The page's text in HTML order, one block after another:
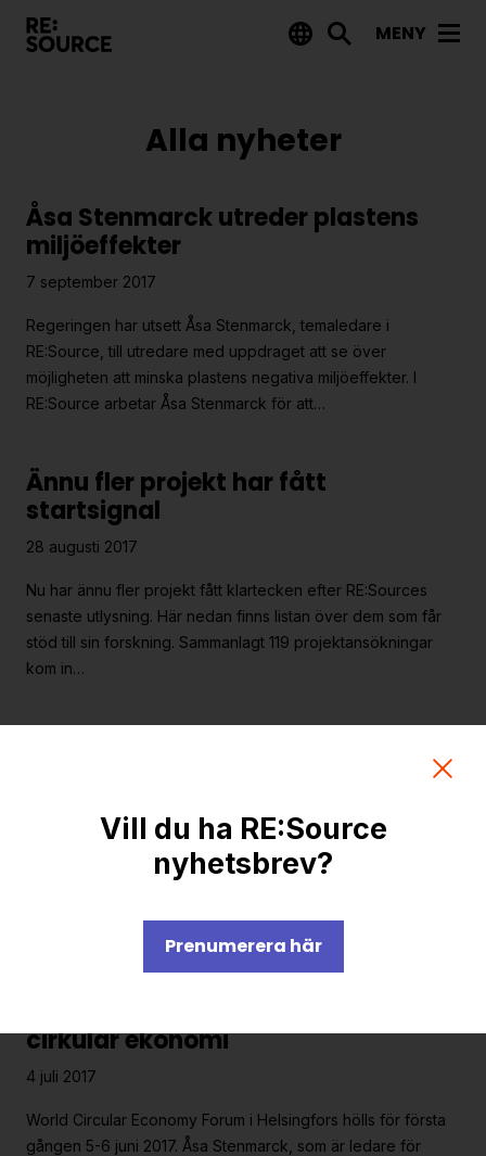
MENY
Tips på utlysningar
Projektdatabas
Rapporter från RE:Source
Om RE:Source
Programorganisation
Medlemskap
Grafisk profil och mallar
Alla nyheter
Åsa Stenmarck utreder plastens
miljöeffekter
7 september 2017
Regeringen har utsett Åsa Stenmarck, temaledare i
RE:Source, till utredare med uppdraget att se över
möjligheten att minska plastens negativa miljöeffekter. I
RE:Source arbetar Åsa Stenmarck för att…
Ännu fler projekt har fått
startsignal
28 augusti 2017
Nu har ännu fler projekt fått klartecken efter RE:Sources
senaste utlysning. Här nedan finns listan över dem som får
stöd till sin forskning. Sammanlagt 119 projektansökningar
kom in…
Vi använder allt mer förpackningsfilm. Kan den göras av
återvunna förpackningar? Dagens Einsteins uppmanas att ta
cirkulär ekonomi
4 juli 2017
World Circular Economy Forum i Helsingfors hölls för första
gången 5-6 juni 2017. Åsa Stenmarck, som är ledare för
Vill du ha RE:Source
nyhetsbrev?
Prenumerera här